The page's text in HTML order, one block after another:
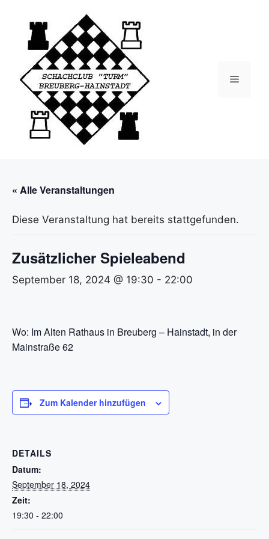
springen
Menü
« Alle Veranstaltungen
Diese Veranstaltung hat bereits stattgefunden.
Zusätzlicher Spieleabend
September 18, 2024 @ 19:30 - 22:00
Wo: Im Alten Rathaus in Breuberg – Hainstadt, in der
Mainstraße 62
Zum Kalender hinzufügen
DETAILS
Datum:
September 18, 2024
Zeit:
19:30 - 22:00